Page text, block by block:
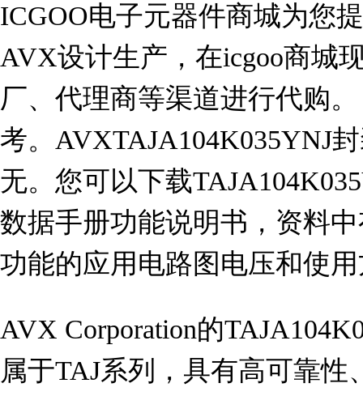
ICGOO电子元器件商城为您
AVX设计生产，在icgoo商城
厂、代理商等渠道进行代购
考。AVXTAJA104K035YNJ
无。您可以下载
数据手册功能说明书，资料
功能的应用电路图电压和使
AVX Corporation的
属于TAJ系列，具有高可靠